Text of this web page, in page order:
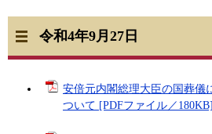
令和4年9月27日
安倍元内閣総理大臣の国葬儀
ついて [PDFファイル／180KB]